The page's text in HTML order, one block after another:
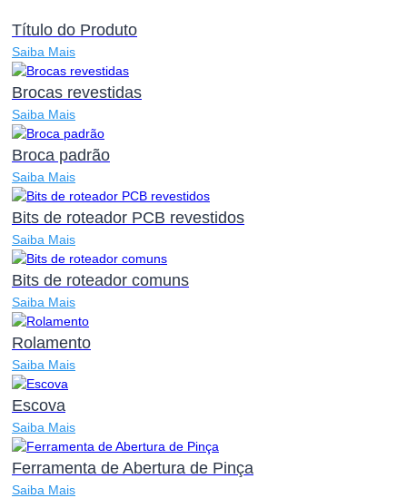
Título do Produto
Saiba Mais
Brocas revestidas
Saiba Mais
Broca padrão
Saiba Mais
Bits de roteador PCB revestidos
Saiba Mais
Bits de roteador comuns
Saiba Mais
Rolamento
Saiba Mais
Escova
Saiba Mais
Ferramenta de Abertura de Pinça
Saiba Mais